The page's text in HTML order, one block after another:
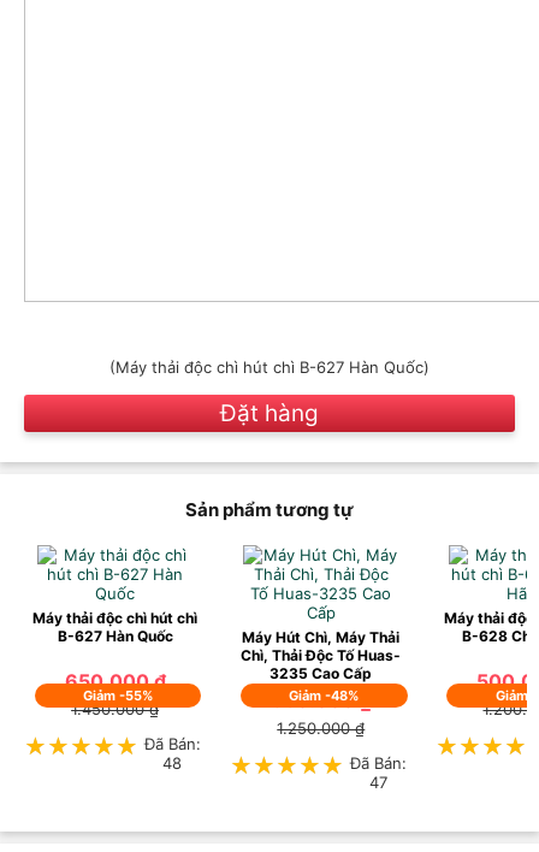
(Máy thải độc chì hút chì B-627 Hàn Quốc)
Đặt hàng
Sản phẩm tương tự
Giảm -55%
Máy thải độc chì hút chì
B-627 Hàn Quốc
650.000 ₫
1.450.000 ₫
★★★★★
★★★★★ Đã Bán:
48
Giảm -48%
Máy Hút Chì, Máy Thải
Chì, Thải Độc Tố Huas-
3235 Cao Cấp
650.000 ₫
1.250.000 ₫
★★★★★
★★★★★ Đã Bán:
47
Giảm
Máy thải độc
B-628